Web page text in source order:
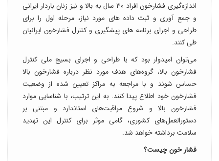
اندازه‌گیری فشارخون افراد ۳۰ سال به بالا و نیز زنان باردار ایرانی
و جمع آوری و ثبت داده های مورد نیاز، مرحله اول را برای
طراحی و اجرای برنامه های پیشگیری و کنترل فشارخون ایرانیان
طی کنند.
می‌توان امیدوار بود که با طراحی و اجرای بسیج ملی کنترل
فشارخون بالا، گروه‌های هدف مورد نظر درباره فشارخون بالا
حساس شوند و با مراجعه به مراکز تعیین شده از وضعیت
فشارخون خود اطلاع پیدا کنند. به این ترتیب، با شناسایی موارد
فشارخون بالا و شروع مراقبت‌های استاندارد و مبتنی بر
دستورالعمل‌های کشوری، گامی موثر برای کنترل این تهدید
سلامت برداشته خواهد شد.
فشار خون چیست؟